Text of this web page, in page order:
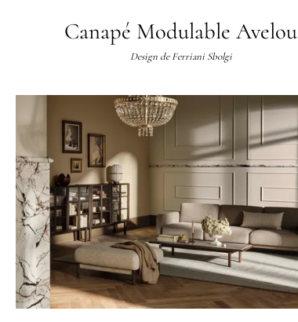
Canapé Modulable Avelou
Design deFerriani Sbolgi